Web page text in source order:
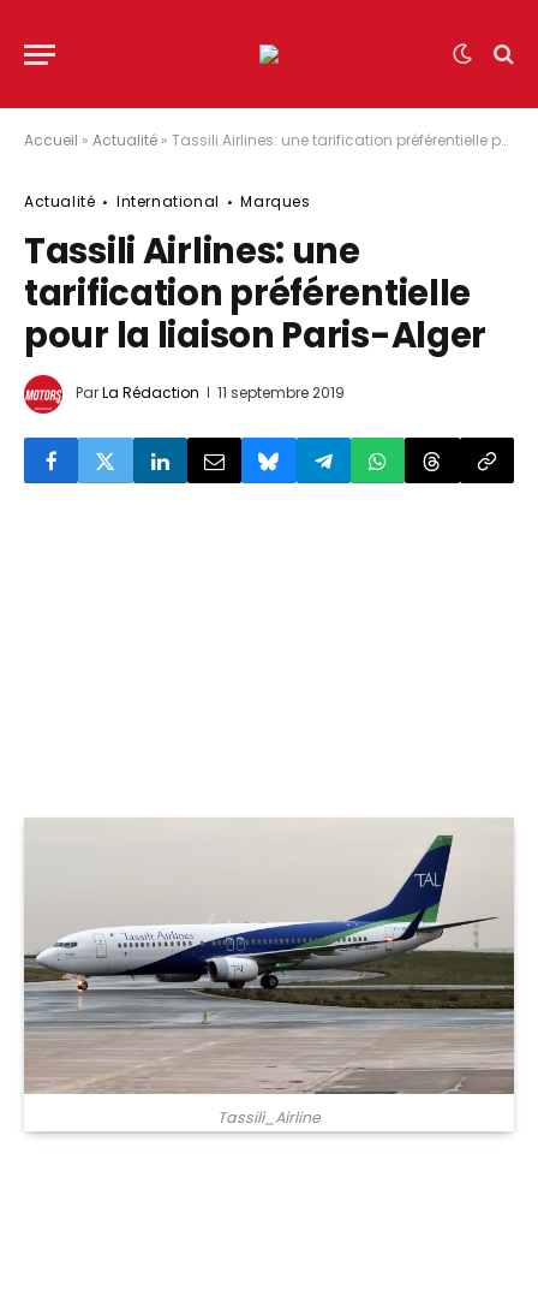
Accueil » Actualité » Tassili Airlines: une tarification préférentielle pour la liaison Paris-Alger
Actualité International Marques
Tassili Airlines: une
tarification préférentielle
pour la liaison Paris-Alger
ParLa Rédaction 11 septembre 2019
Tassili_Airline